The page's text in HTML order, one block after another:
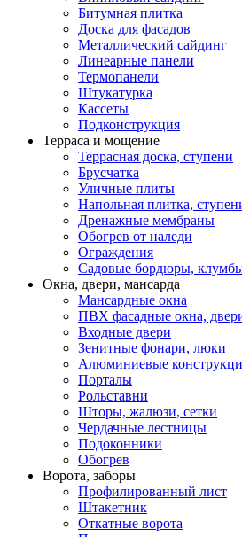
Битумная плитка
Доска для фасадов
Металлический сайдинг
Линеарные панели
Термопанели
Штукатурка
Кассеты
Подконструкция
Терраса и мощение
Террасная доска, ступени
Брусчатка
Уличные плиты
Напольная плитка,
Дренажные мембраны
Обогрев от наледи
Ограждения
Садовые бордюры,
Окна, двери, мансарда
Мансардные окна
ПВХ фасадные окна,
Входные двери
Зенитные фонари, люки
Алюминиевые
Порталы
Рольставни
Шторы, жалюзи, сетки
Чердачные лестницы
Подоконники
Обогрев
Ворота, заборы
Профилированный лист
Штакетник
Откатные ворота